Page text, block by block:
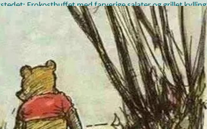
Frokostbuffet med farverige salater og grillet kylling
brunsviger
kransekage
“romkugler”, der overholder sukkerpolitikken!
med blåbærsylt
med hindbærskum
– Galleri